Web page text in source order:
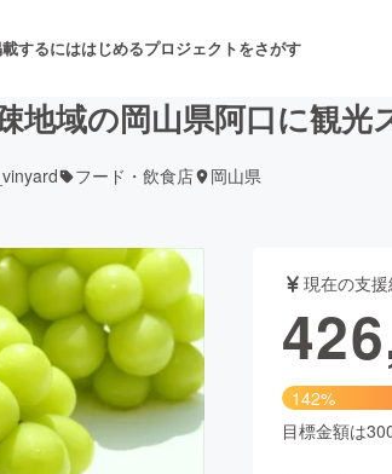
するにははじめるプロジェクトをさがす
舞台・パフォーマンス
フード・飲食店
アニメ・漫画
域の岡山県阿口に観光
フード・飲食店 岡山県
現在の支
142%
目標金額は